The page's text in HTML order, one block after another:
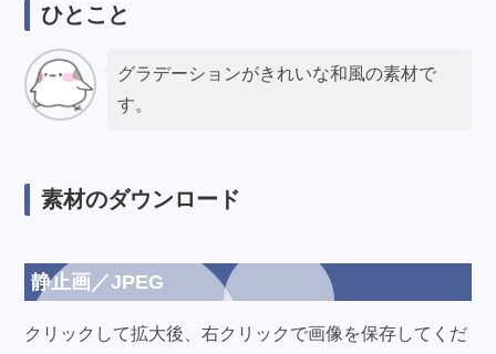
ひとこと
グラデーションがきれいな和風の素材で
す。
素材のダウンロード
静止画／JPEG
クリックして拡大後、右クリックで画像を保存してくだ